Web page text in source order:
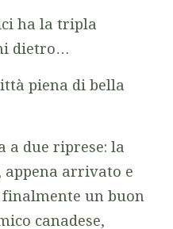
ha la tripla
dietro…
piena di bella
a due riprese: la
appena arrivato e
un buon
canadese,